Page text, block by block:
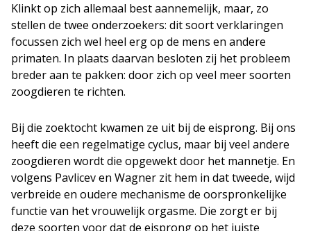
Klinkt op zich allemaal best aannemelijk, maar, zo
stellen de twee onderzoekers: dit soort verklaringen
focussen zich wel heel erg op de mens en andere
primaten. In plaats daarvan besloten zij het probleem
breder aan te pakken: door zich op veel meer soorten
zoogdieren te richten.
Bij die zoektocht kwamen ze uit bij de eisprong. Bij ons
heeft die een regelmatige cyclus, maar bij veel andere
zoogdieren wordt die opgewekt door het mannetje. En
volgens Pavlicev en Wagner zit hem in dat tweede, wijd
verbreide en oudere mechanisme de oorspronkelijke
functie van het vrouwelijk orgasme. Die zorgt er bij
deze soorten voor dat de eisprong op het juiste